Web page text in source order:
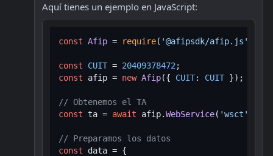
Aquí tienes un ejemplo en JavaScript:
const Afip = require( '@afipsdk/afip.js'
const CUIT = 20409378472
const afip = new Afip({ CUIT: CUIT });
// Obtenemos el TA
const ta = await afip.WebService( 'wsct'
// Preparamos los datos
const data = {